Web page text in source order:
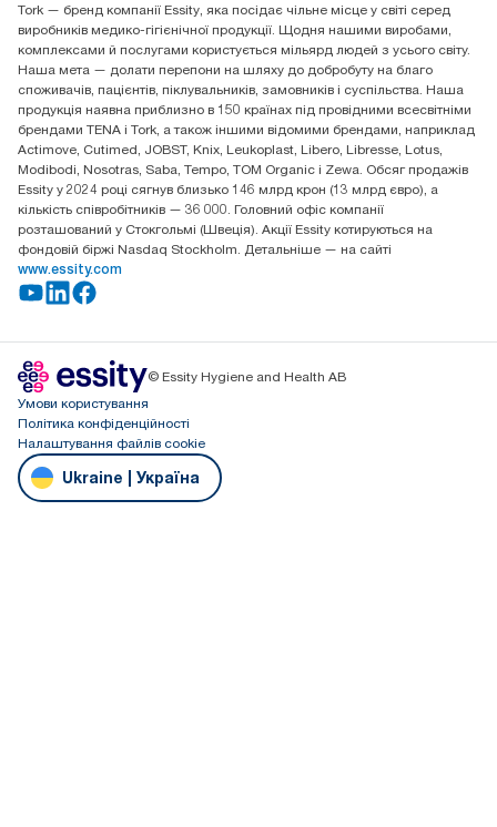
Essity Україна
04071 м. Київ, вул. Григорія Сковороди 19,
Тел. +38 044 490 55 66
Tork — бренд компанії Essity, яка посідає чільне місце у світі серед
виробників медико-гігієнічної продукції. Щодня нашими виробами,
комплексами й послугами користується мільярд людей з усього світу.
Наша мета — долати перепони на шляху до добробуту на благо
споживачів, пацієнтів, піклувальників, замовників і суспільства. Наша
продукція наявна приблизно в 150 країнах під провідними всесвітніми
брендами TENA і Tork, а також іншими відомими брендами, наприклад
Actimove, Cutimed, JOBST, Knix, Leukoplast, Libero, Libresse, Lotus,
Modibodi, Nosotras, Saba, Tempo, TOM Organic і Zewa. Обсяг продажів
Essity у 2024 році сягнув близько 146 млрд крон (13 млрд євро), а
кількість співробітників — 36 000. Головний офіс компанії
розташований у Стокгольмі (Швеція). Акції Essity котируються на
фондовій біржі Nasdaq Stockholm. Детальніше — на сайті
www.essity.com
© Essity Hygiene and Health AB
Умови користування
Політика конфіденційності
Налаштування файлів cookie
Ukraine | Україна